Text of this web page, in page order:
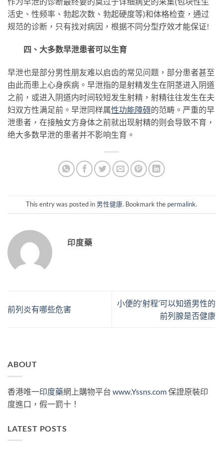
活史、性频率、勃起次数、勃起硬度等)和体格检查，通过
规范的诊断，只有找对病因，根据不同分型疗效才能保证!
四、大多数早泄患者可以生育
早泄也是部分男性朋友难以启齿的常见问题，部分患者甚至
由此而患上心身疾病。早泄指的是射精发生在阴茎进入阴道
之前，或进入阴道内时间较短发生射精，射精往往发生在夫
妇双方性满足前。早泄同样属性功能障碍的范畴。严重的早
泄患者，在接触女方身体之前就出现射精的则会导致不育，
绝大多数早泄的患者并不影响生育。
This entry was posted in 男性健康. Bookmark the permalink.
印度藥
前列炎有哪些危害
小便的‘射程’可以知道男性的
前列腺是否健康
ABOUT
香港唯一印度藥網上購物平台 www.Yssns.com保證原裝印
度進口，假一罰十！
LATEST POSTS